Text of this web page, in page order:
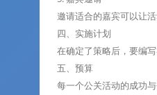
邀请适合的嘉宾可以让
四、实施计划
在确定了策略后，要编
五、预算
每一个公关活动的成功